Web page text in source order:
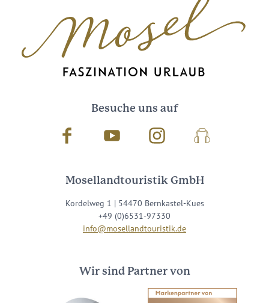
Besuche uns auf
Facebook Youtube InstagramPodcast
Mosellandtouristik GmbH
Kordelweg 1 | 54470 Bernkastel-Kues
+49 (0)6531-97330
info@mosellandtouristik.de
Wir sind Partner von